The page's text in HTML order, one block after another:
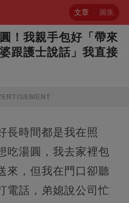
文章 圖集
！我親手包好「帶來
跟護士說話」我直接
長時間都是我在照
吃湯圓，我去家裡包
來，但我在門口卻聽
電話，弟媳說公司忙